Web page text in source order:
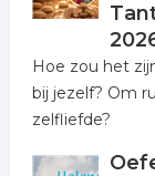
Hoe zou het
bij jezelf? Om
zelfliefde?